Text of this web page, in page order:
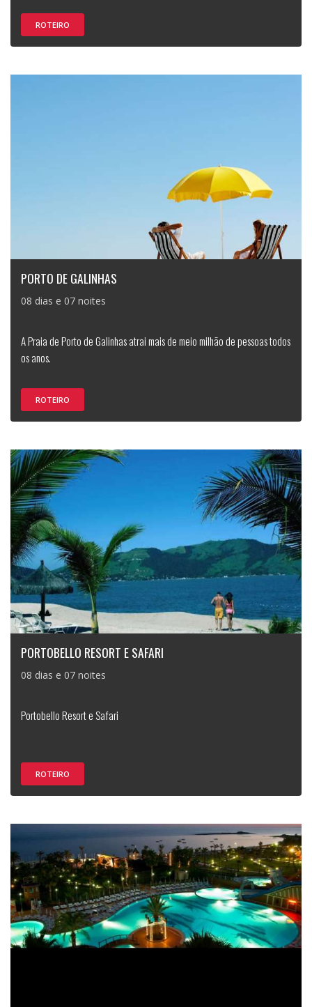
ROTEIRO
PORTO DE GALINHAS
08 dias e 07 noites
A Praia de Porto de Galinhas atrai mais de meio milhão de pessoas todos
os anos.
ROTEIRO
PORTOBELLO RESORT E SAFARI
08 dias e 07 noites
Portobello Resort e Safari
ROTEIRO